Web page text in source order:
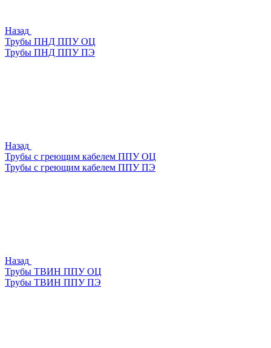
Назад
Трубы ПНД ППУ ОЦ
Трубы ПНД ППУ ПЭ
Назад
Трубы с греющим кабелем ППУ ОЦ
Трубы с греющим кабелем ППУ ПЭ
Назад
Трубы ТВИН ППУ ОЦ
Трубы ТВИН ППУ ПЭ